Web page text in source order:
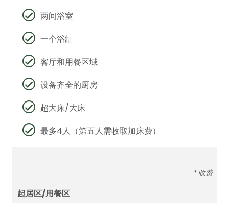
两间浴室
一个浴缸
客厅和用餐区域
设备齐全的厨房
超大床/大床
最多4人（第五人需收取加床费）
* 收费
起居区/用餐区